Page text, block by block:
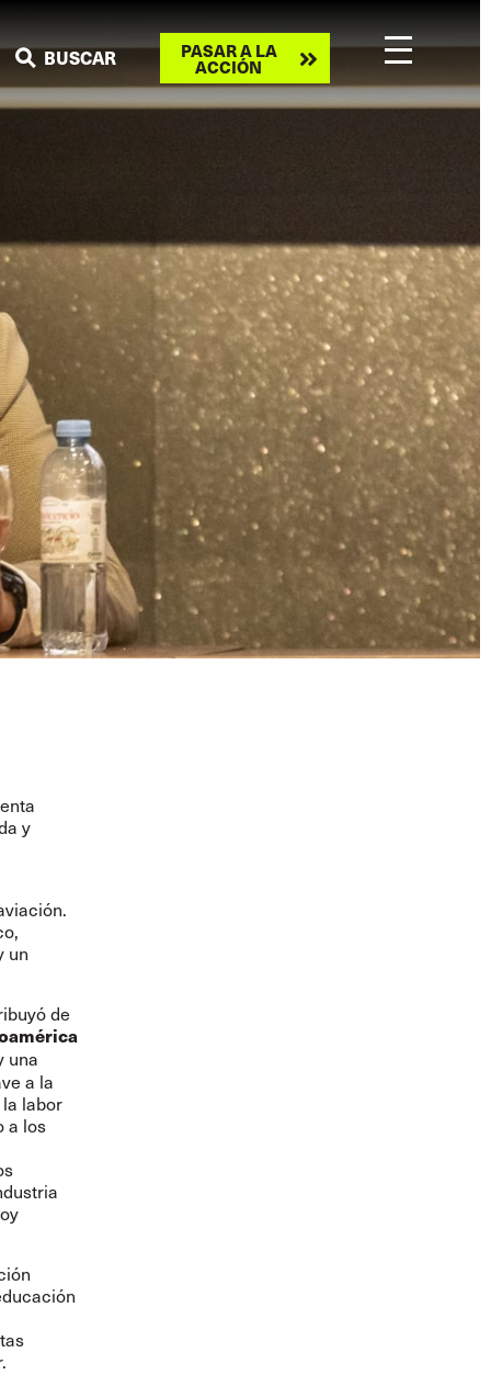
BUSCAR
Take
action
PASAR A LA
ACCIÓN
y
un
de
una
a la
labor
a los